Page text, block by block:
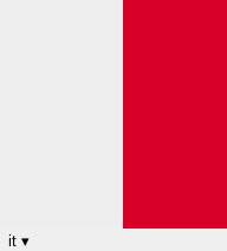
it ▾